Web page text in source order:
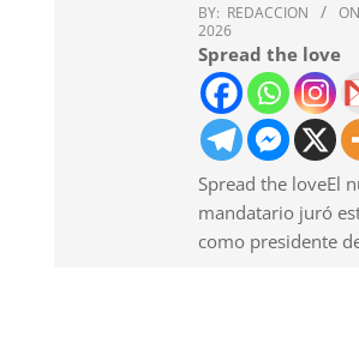
BY: REDACCION
2026
Spread the love
Spread the loveEl
mandatario juró
como presidente